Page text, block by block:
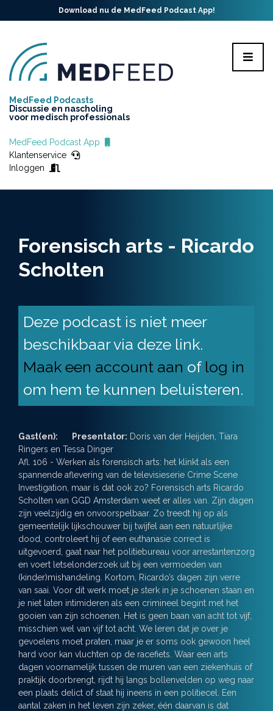
Download nu de MedFeed Podcast App!
MedFeed Podcasts
Discussie en nascholing
voor medisch professionals
MedFeed Podcast App
Klantenservice
Inloggen
Forensisch arts - Ricardo
Scholten
Deze podcast is niet meer
beschikbaar via deze link.
Maak een account aan of log in
om hem te kunnen beluisteren.
Gast(en): Presentator: Doris van der Heijden, Tiara
Ringers en Tessa Dinger
Afl. 106 - Werken als forensisch arts: het klinkt als een
spannende aflevering van de televisieserie Crime Scene
Investigation, maar is dat ook zo? Forensisch arts Ricardo
Scholten van GGD Amsterdam weet er alles van. Zijn dagen
zijn veelzijdig en onvoorspelbaar. Zo treedt hij op als
gemeentelijk lijkschouwer bij twijfel aan een natuurlijke
dood, controleert hij of een euthanasie correct is
uitgevoerd, gaat naar het politiebureau voor arrestantenzorg
en voert letselonderzoek uit bij een vermoeden van
(kinder)mishandeling. Kortom, Ricardo’s dagen zijn verre
van saai. Voor dit werk moet je sterk in je schoenen staan en
je niet laten intimideren als een crimineel begint met het
gooien van zijn schoenen. Het is geen baan van acht tot vijf,
misschien wel van vijf tot acht. We leren dat je over je
gevoelens moet praten, maar je er soms ook gewoon heel
hard voor kan vluchten op de racefiets. Waar een arts
dagen voornamelijk tussen de muren van een ziekenhuis of
praktijk doorbrengt, rijdt hij langs bollenvelden op weg naar
een plaats delict of staat hij ineens in een politiecel. Een
aantal zaken in het leven zijn zeker, één daarvan is dat